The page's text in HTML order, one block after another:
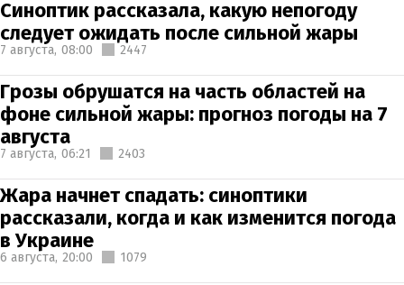
Синоптик рассказала, какую непогоду
следует ожидать после сильной жары
7 августа, 08:00 2447
Грозы обрушатся на часть областей на
фоне сильной жары: прогноз погоды на 7
августа
7 августа, 06:21 2403
Жара начнет спадать: синоптики
рассказали, когда и как изменится погода
в Украине
6 августа, 20:00 1079